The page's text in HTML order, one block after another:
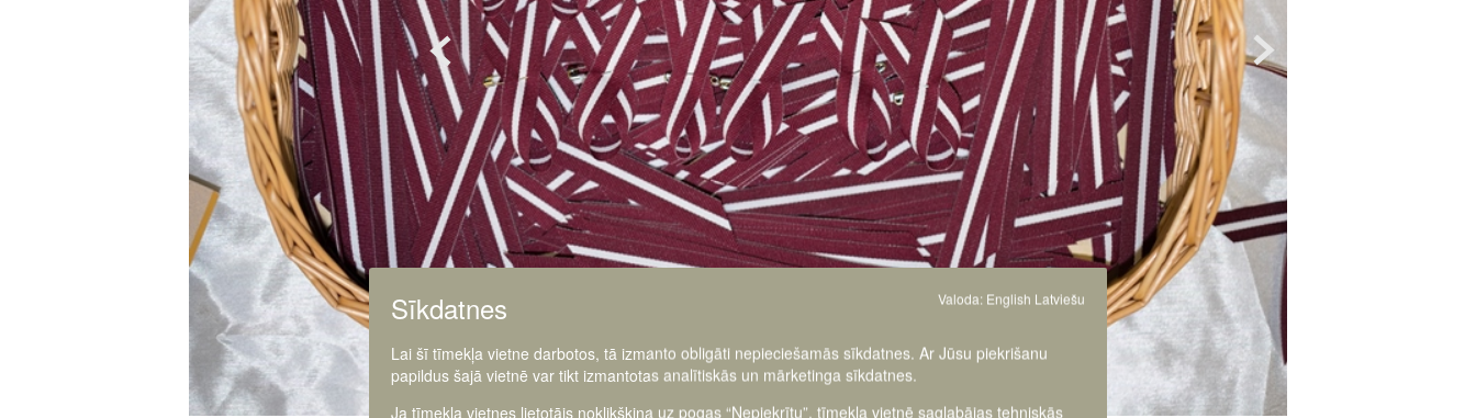
Sīkdatnes Valoda: English Latviešu
Lai šī tīmekļa vietne darbotos, tā izmanto obligāti nepieciešamās sīkdatnes. Ar Jūsu piekrišanu
papildus šajā vietnē var tikt izmantotas analītiskās un mārketinga sīkdatnes.
Ja tīmekļa vietnes lietotājs noklikšķina uz pogas “Nepiekrītu”, tīmekļa vietnē saglabājas tehniskās